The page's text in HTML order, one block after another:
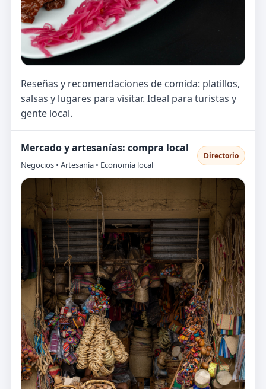
Reseñas y recomendaciones de comida: platillos,
salsas y lugares para visitar. Ideal para turistas y
gente local.
Mercado y artesanías: compra local
Negocios • Artesanía • Economía local
Directorio